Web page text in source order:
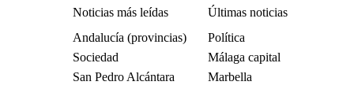
Noticias más leídas
Últimas noticias
Andalucía (provincias)
Política
Sociedad
Málaga capital
San Pedro Alcántara
Marbella